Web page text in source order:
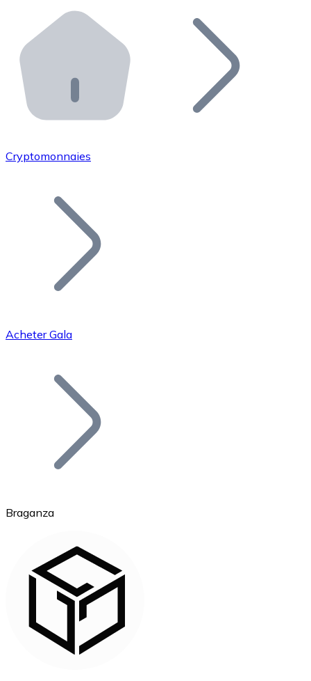
Distributeurs automatiques Bitnovo
Intégrez un ATM Bitnovo dans votre entreprise et
API Bitnovo
Intégrez notre API dans votre écosystème.
Rejoignez notre réseau de distributeurs et
Ajoutez le token de votre projet à notre service
Bitcoin
Ethereum
Cryptomonnaies
Acheter Gala
Braganza